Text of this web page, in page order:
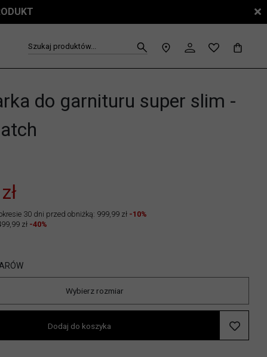
Szukaj produktów...
do garnituru super slim -
30 dni przed obniżką: 999,99 zł -10%
zł -40%
Wybierz rozmiar
Dodaj do koszyka